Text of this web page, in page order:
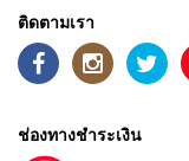
ติดตามเรา
ช่องทางชำระเงิน